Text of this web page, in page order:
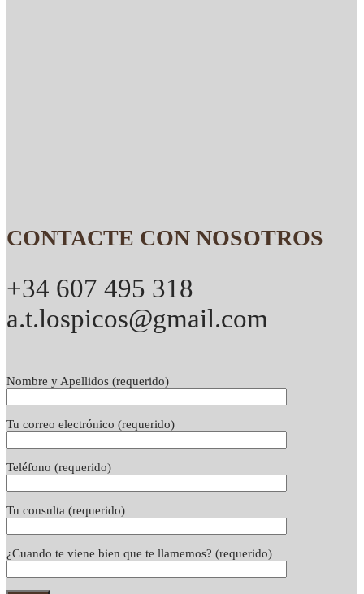
CONTACTE CON NOSOTROS
+34 607 495 318
a.t.lospicos@gmail.com
Nombre y Apellidos (requerido)
Tu correo electrónico (requerido)
Teléfono (requerido)
Tu consulta (requerido)
¿Cuando te viene bien que te llamemos? (requerido)